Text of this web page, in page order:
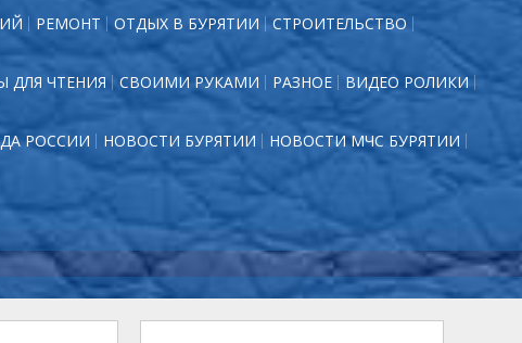
РЕМОНТ ОТДЫХ В БУРЯТИИ СТРОИТЕЛЬСТВО
ДЛЯ ЧТЕНИЯ СВОИМИ РУКАМИ РАЗНОЕ ВИДЕО РОЛИКИ
РОССИИ НОВОСТИ БУРЯТИИ НОВОСТИ МЧС БУРЯТИИ